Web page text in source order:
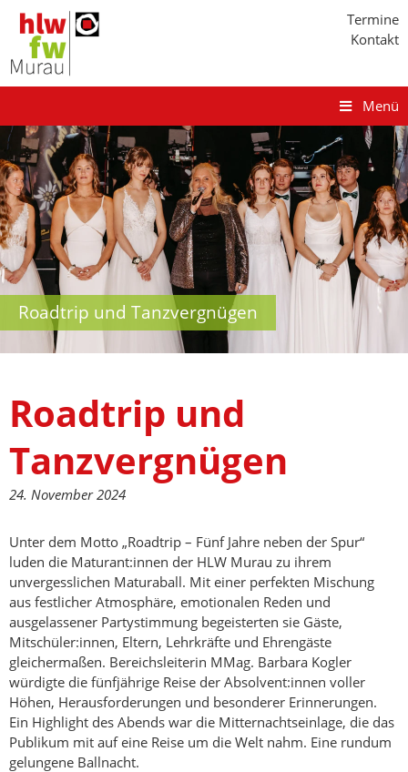
Termine
Kontakt
Menü
Roadtrip und Tanzvergnügen
Roadtrip und
Tanzvergnügen
24. November 2024
Unter dem Motto „Roadtrip – Fünf Jahre neben der Spur“
luden die Maturant:innen der HLW Murau zu ihrem
unvergesslichen Maturaball. Mit einer perfekten Mischung
aus festlicher Atmosphäre, emotionalen Reden und
ausgelassener Partystimmung begeisterten sie Gäste,
Mitschüler:innen, Eltern, Lehrkräfte und Ehrengäste
gleichermaßen. Bereichsleiterin MMag. Barbara Kogler
würdigte die fünfjährige Reise der Absolvent:innen voller
Höhen, Herausforderungen und besonderer Erinnerungen.
Ein Highlight des Abends war die Mitternachtseinlage, die das
Publikum mit auf eine Reise um die Welt nahm. Eine rundum
gelungene Ballnacht.